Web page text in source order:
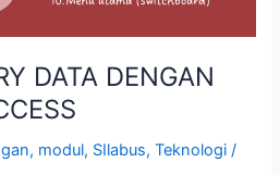
DATA DENGAN
, modul, SIlabus,Teknologi /